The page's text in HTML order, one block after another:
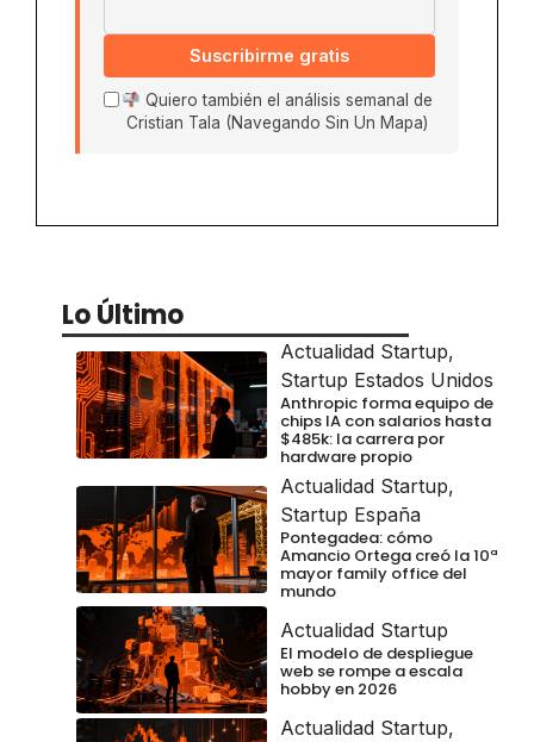
Suscribirme gratis
Quiero también el análisis semanal de
Cristian Tala (Navegando Sin Un Mapa)
Lo Último
Actualidad Startup,
Startup Estados Unidos
Anthropic forma equipo de
chips IA con salarios hasta
$485k: la carrera por
hardware propio
Actualidad Startup,
Startup España
Pontegadea: cómo
Amancio Ortega creó la 10ª
mayor family office del
mundo
Actualidad Startup
El modelo de despliegue
web se rompe a escala
hobby en 2026
Actualidad Startup,